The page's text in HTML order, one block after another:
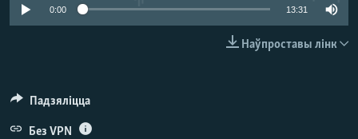
КУЛЬТУРА
МОВА0:00 13:31
Наўпроставы лінк
Падзяліцца
Без VPN